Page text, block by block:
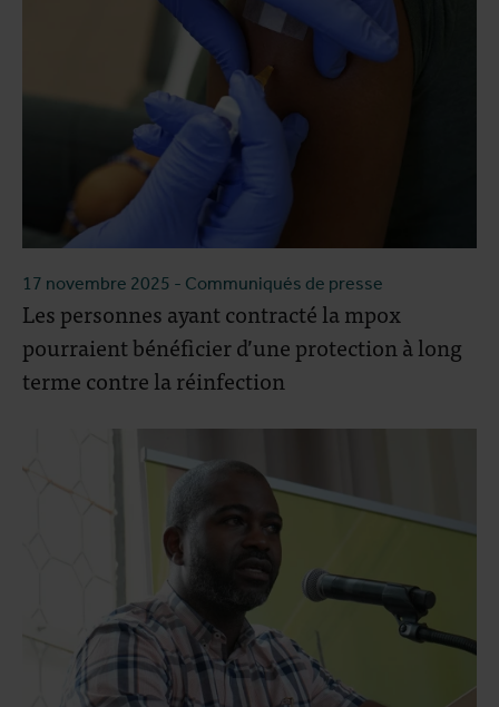
17 novembre 2025 - Communiqués de presse
Les personnes ayant contracté la mpox
pourraient bénéficier d’une protection à long
terme contre la réinfection